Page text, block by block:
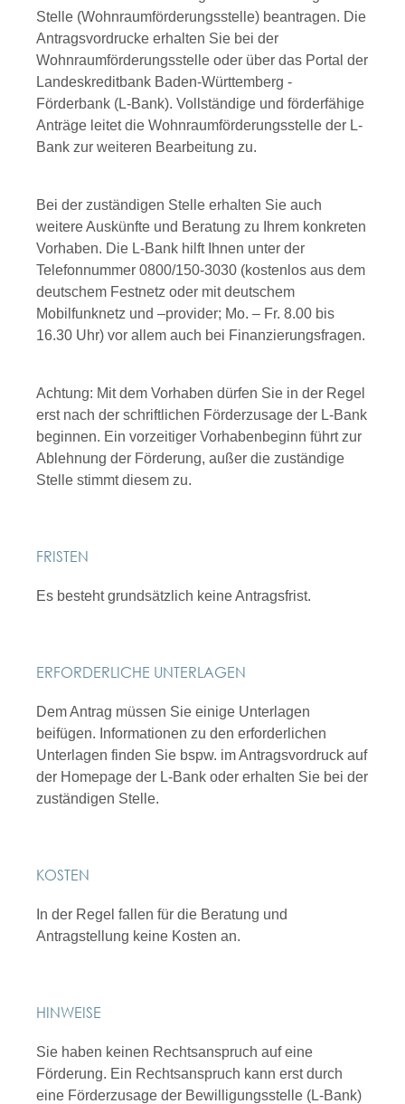
Stelle (Wohnraumförderungsstelle) beantragen. Die
Antragsvordrucke erhalten Sie bei der
Wohnraumförderungsstelle oder über das Portal der
Landeskreditbank Baden-Württemberg -
Förderbank (L-Bank). Vollständige und förderfähige
Anträge leitet die Wohnraumförderungsstelle der L-
Bank zur weiteren Bearbeitung zu.
Bei der zuständigen Stelle erhalten Sie auch
weitere Auskünfte und Beratung zu Ihrem konkreten
Vorhaben. Die L-Bank hilft Ihnen unter der
Telefonnummer 0800/150-3030 (kostenlos aus dem
deutschem Festnetz oder mit deutschem
Mobilfunknetz und –provider; Mo. – Fr. 8.00 bis
16.30 Uhr) vor allem auch bei Finanzierungsfragen.
Achtung: Mit dem Vorhaben dürfen Sie in der Regel
erst nach der schriftlichen Förderzusage der L-Bank
beginnen. Ein vorzeitiger Vorhabenbeginn führt zur
Ablehnung der Förderung, außer die zuständige
Stelle stimmt diesem zu.
FRISTEN
Es besteht grundsätzlich keine Antragsfrist.
ERFORDERLICHE UNTERLAGEN
Dem Antrag müssen Sie einige Unterlagen
beifügen. Informationen zu den erforderlichen
Unterlagen finden Sie bspw. im Antragsvordruck auf
der Homepage der L-Bank oder erhalten Sie bei der
zuständigen Stelle.
KOSTEN
In der Regel fallen für die Beratung und
Antragstellung keine Kosten an.
HINWEISE
Sie haben keinen Rechtsanspruch auf eine
Förderung. Ein Rechtsanspruch kann erst durch
eine Förderzusage der Bewilligungsstelle (L-Bank)